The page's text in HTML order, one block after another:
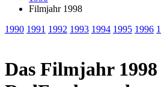
Filmjahr 1998
1990 1991 1992 1993 1994 1995 1996
Das Filmjahr